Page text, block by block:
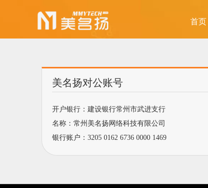
首页
美名扬对公账号
开户银行：建设银行常州市武进支行
名称： 常州美名扬网络科技有限公司
银行账户：3205 0162 6736 0000 1469